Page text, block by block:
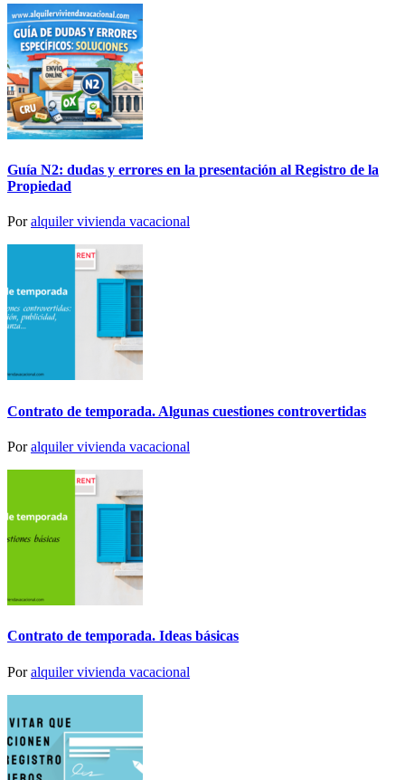
Guía N2: dudas y errores en la presentación al Registro de la
Propiedad
Poralquiler vivienda vacacional
Contrato de temporada. Algunas cuestiones controvertidas
Poralquiler vivienda vacacional
Contrato de temporada. Ideas básicas
Poralquiler vivienda vacacional